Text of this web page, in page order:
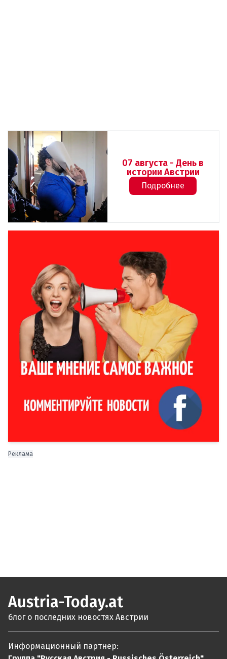
07 августа - День в
истории Австрии
Подробнее
Реклама
Austria-Today.at
блог о последних новостях Австрии
Информационный партнер: